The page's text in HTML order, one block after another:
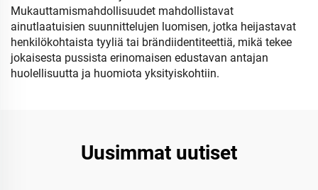
Mukauttamismahdollisuudet mahdollistavat
ainutlaatuisien suunnittelujen luomisen, jotka heijastavat
henkilökohtaista tyyliä tai brändiidentiteettiä, mikä tekee
jokaisesta pussista erinomaisen edustavan antajan
huolellisuutta ja huomiota yksityiskohtiin.
Uusimmat uutiset